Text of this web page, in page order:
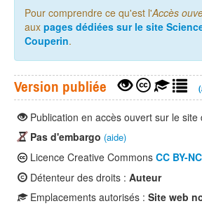
Pour comprendre ce qu'est l'Accès
aux pages dédiées sur le site
Couperin.
Version publiée
Publication en accès ouvert sur le site
Pas d'embargo (aide)
Licence Creative Commons CC BY-
Détenteur des droits : Auteur
Emplacements autorisés : Site web